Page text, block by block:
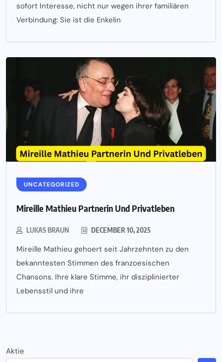
sofort Interesse, nicht nur wegen ihrer familiären
Verbindung: Sie ist die Enkelin
UNCATEGORIZED
Mireille Mathieu Partnerin Und Privatleben
LUKAS BRAUN DECEMBER 10, 2025
Mireille Mathieu gehoert seit Jahrzehnten zu den
bekanntesten Stimmen des franzoesischen
Chansons. Ihre klare Stimme, ihr disziplinierter
Lebensstil und ihre
Aktie